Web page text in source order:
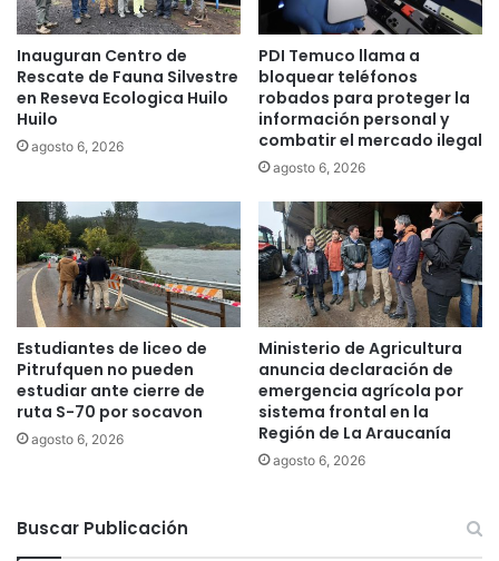
g
o
s
e
n
l
o
l
í
m
i
u
r
b
a
d
f
q
u
é
n
c
u
p
l
e
e
u
e
ñ
o
d
s
Inauguran Centro de
Rescate de Fauna Silvestre
en Reseva Ecologica Huilo
Huilo
agosto 6, 2026
PDI Temuco llama a
bloquear teléfonos
robados para proteger la
información personal y
combatir el mercado ilegal
agosto 6, 2026
Estudiantes de liceo de
Pitrufquen no pueden
estudiar ante cierre de
ruta S-70 por socavon
agosto 6, 2026
Ministerio de Agricultura
anuncia declaración de
emergencia agrícola por
sistema frontal en la
Región de La Araucanía
agosto 6, 2026
Buscar Publicación